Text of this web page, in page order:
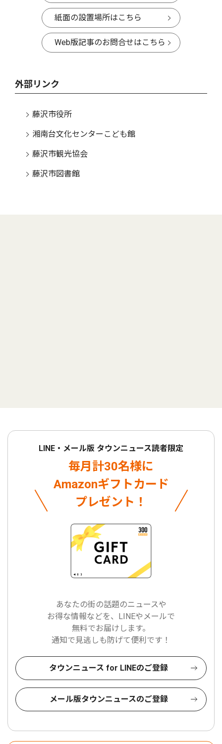
紙面の設置場所はこちら
Web版記事のお問合せはこちら
外部リンク
藤沢市役所
湘南台文化センターこども館
藤沢市観光協会
藤沢市図書館
LINE・メール版 タウンニュース読者限定
毎月計30名様に
Amazonギフトカード
プレゼント！
あなたの街の話題のニュースや
お得な情報などを、LINEやメールで
無料でお届けします。
通知で見逃しも防げて便利です！
タウンニュース for LINEのご登録
メール版タウンニュースのご登録